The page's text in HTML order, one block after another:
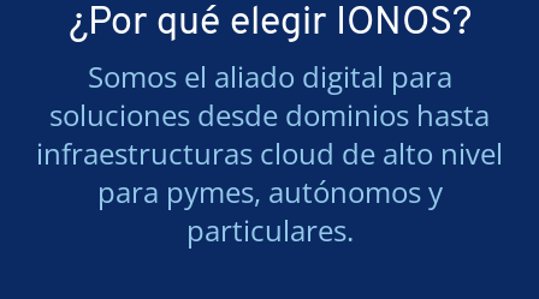
¿Por qué elegir IONOS?
Somos el aliado digital para
soluciones desde dominios hasta
infraestructuras cloud de alto nivel
para pymes, autónomos y
particulares.